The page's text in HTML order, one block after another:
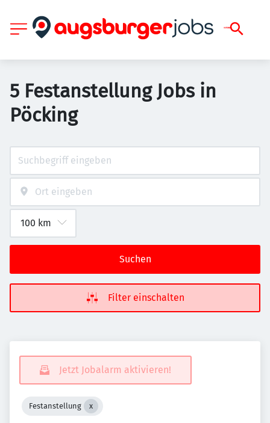
5 Festanstellung Jobs in
Pöcking
Suchen
Filter einschalten
Jetzt Jobalarm aktivieren!
Festanstellung